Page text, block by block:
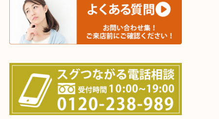
上記に記載がないエリアでもご相談ください。